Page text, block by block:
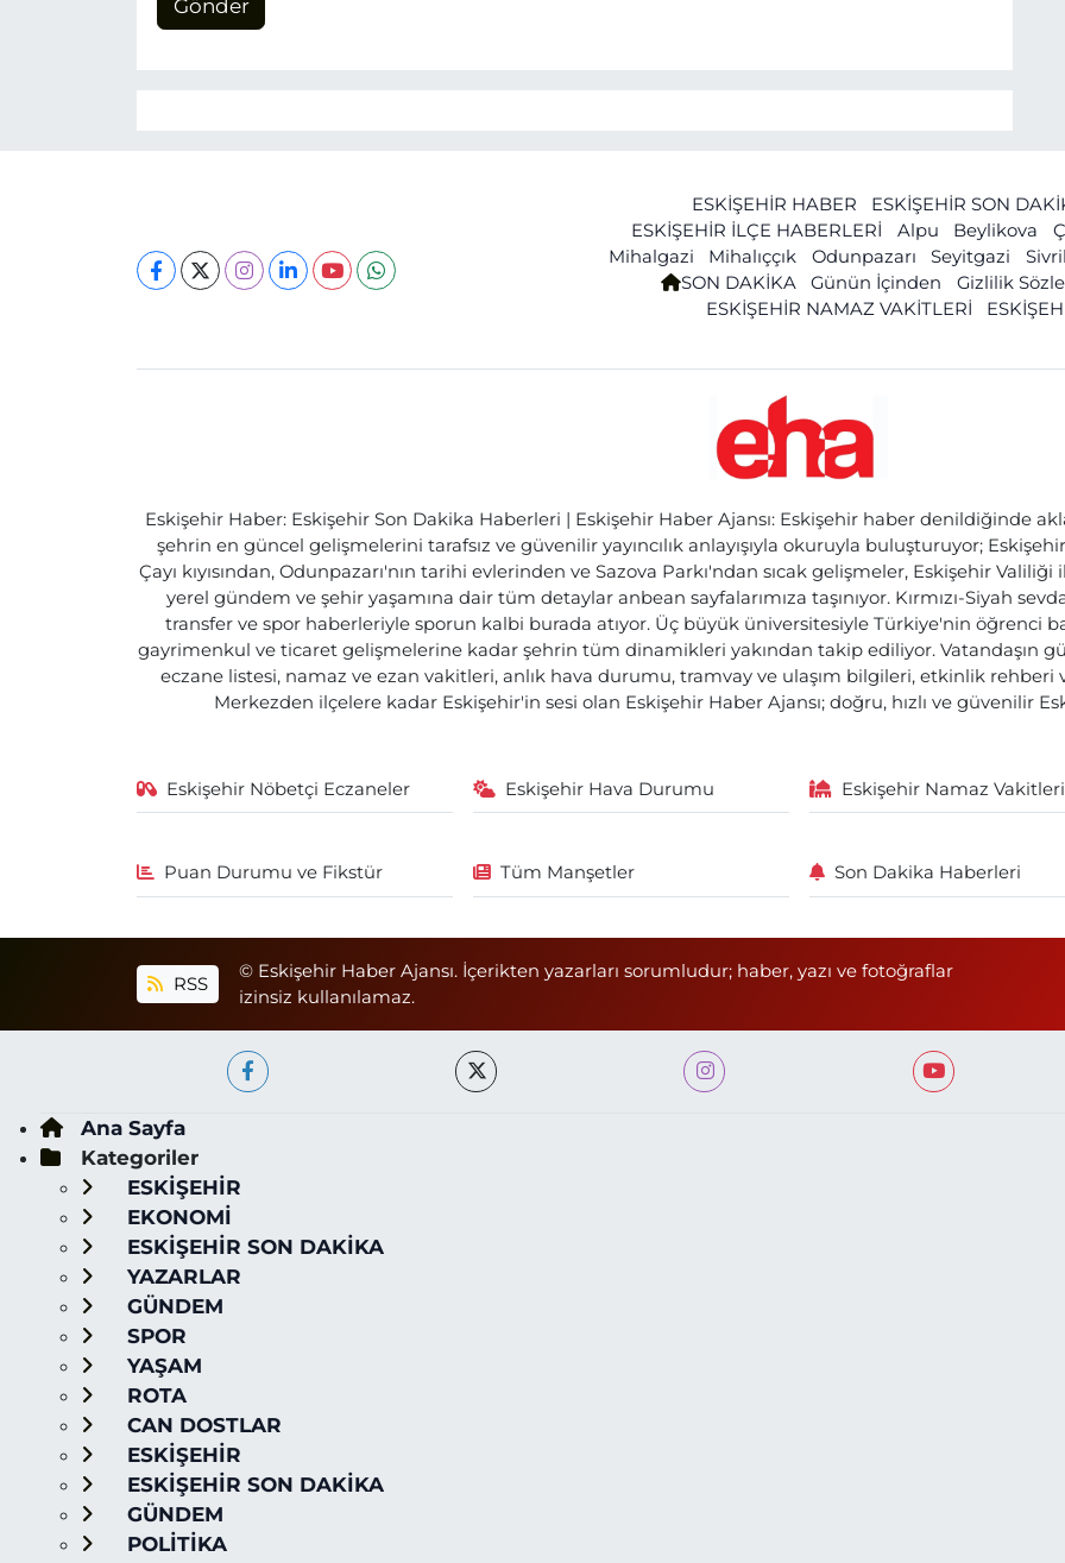
Gönder
ESKİŞEHİR HABER ESKİŞEHİR SON
ESKİŞEHİR İLÇE HABERLERİ
Alpu Beylikova
Mihalgazi
Mihalıççık Odunpazarı Seyitgazi
SON DAKİKA
Günün İçinden Gizlilik
ESKİŞEHİR NAMAZ VAKİTLERİ
Eskişehir Haber: Eskişehir Son Dakika Haberleri | Eskişehir Haber Ajansı: Eskişehir haber denildiğinde
şehrin en güncel gelişmelerini tarafsız ve güvenilir yayıncılık anlayışıyla okuruyla buluşturuyor;
Çayı kıyısından, Odunpazarı'nın tarihi evlerinden ve Sazova Parkı'ndan sıcak gelişmeler, Eskişehir
yerel gündem ve şehir yaşamına dair tüm detaylar anbean sayfalarımıza taşınıyor. Kırmızı-Siyah
transfer ve spor haberleriyle sporun kalbi burada atıyor. Üç büyük üniversitesiyle Türkiye'nin öğrenci
gayrimenkul ve ticaret gelişmelerine kadar şehrin tüm dinamikleri yakından takip ediliyor. Vatandaşın
eczane listesi, namaz ve ezan vakitleri, anlık hava durumu, tramvay ve ulaşım bilgileri, etkinlik
Merkezden ilçelere kadar Eskişehir'in sesi olan Eskişehir Haber Ajansı; doğru, hızlı ve güvenilir
Eskişehir Nöbetçi Eczaneler Eskişehir Hava Durumu Eskişehir Namaz Vakitleri
Puan Durumu ve Fikstür Tüm Manşetler Son Dakika Haberleri
RSS
© Eskişehir Haber Ajansı. İçerikten yazarları sorumludur; haber, yazı ve fotoğraflar
izinsiz kullanılamaz.
Ana Sayfa
Kategoriler
ESKİŞEHİR
EKONOMİ
ESKİŞEHİR SON DAKİKA
YAZARLAR
GÜNDEM
SPOR
YAŞAM
ROTA
CAN DOSTLAR
ESKİŞEHİR
ESKİŞEHİR SON DAKİKA
GÜNDEM
POLİTİKA